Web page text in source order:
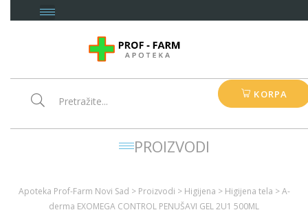
KORPA
PROIZVODI
Apoteka Prof-Farm Novi Sad > Proizvodi > Higijena > Higijena tela >A-
derma EXOMEGA CONTROL PENUŠAVI GEL 2U1 500ML